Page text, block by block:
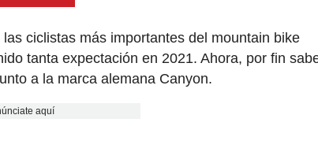
ciclistas más importantes del mountain bike
tanta expectación en 2021. Ahora, por fin
a la marca alemana Canyon.
aquí